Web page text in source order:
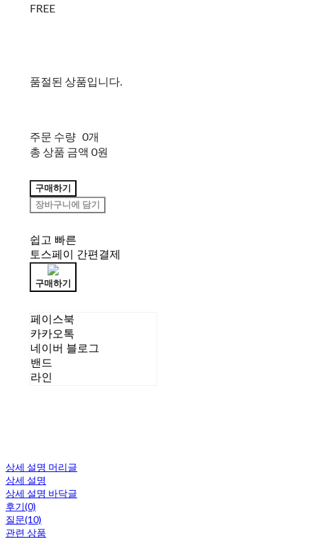
FREE
품절된 상품입니다.
주문 수량 0개
총 상품 금액 0원
구매하기
장바구니에 담기
쉽고 빠른
토스페이 간편결제
구매하기
페이스북
카카오톡
네이버 블로그
밴드
라인
상세 설명 머리글
상세 설명
상세 설명 바닥글
후기(0)
질문(10)
관련 상품